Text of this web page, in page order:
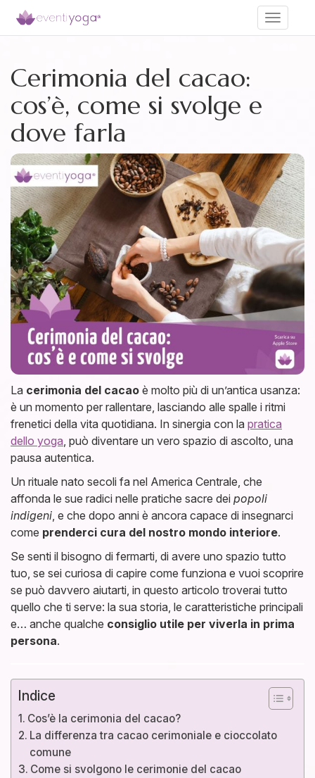
Toggle
Cerimonia del cacao:
cos’è, come si svolge e
dove farla
La cerimonia del cacao è molto più di un’antica usanza:
è un momento per rallentare, lasciando alle spalle i ritmi
frenetici della vita quotidiana. In sinergia con la pratica
dello yoga , può diventare un vero spazio di ascolto, una
pausa autentica.
Un rituale nato secoli fa nel America Centrale, che
affonda le sue radici nelle pratiche sacre dei popoli
indigeni , e che dopo anni è ancora capace di insegnarci
come prenderci cura del nostro mondo interiore.
Se senti il bisogno di fermarti, di avere uno spazio tutto
tuo, se sei curiosa di capire come funziona e vuoi scoprire
se può davvero aiutarti, in questo articolo troverai tutto
quello che ti serve: la sua storia, le caratteristiche principali
e… anche qualche consiglio utile per viverla in prima
persona.
Indice
Cos’è la cerimonia del cacao?
La differenza tra cacao cerimoniale e cioccolato
comune
Come si svolgono le cerimonie del cacao